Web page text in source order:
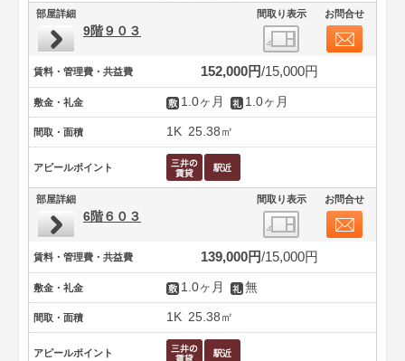
部屋詳細 間取り表示 お問合せ
9階９０３
賃料・管理費・共益費 152,000円 15,000円
敷金・礼金 1.0ヶ月 1.0ヶ月
間取・面積 1K 25.38㎡
アピールポイント
部屋詳細 間取り表示 お問合せ
6階６０３
賃料・管理費・共益費 139,000円 15,000円
敷金・礼金 1.0ヶ月 無
間取・面積 1K 25.38㎡
アピールポイント